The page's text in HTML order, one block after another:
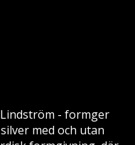
- formger
med och utan